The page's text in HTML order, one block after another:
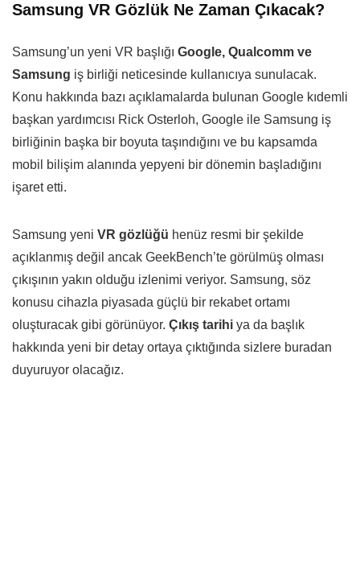
Samsung VR Gözlük Ne Zaman Çıkacak?
Samsung’un yeni VR başlığı Google, Qualcomm ve
Samsung iş birliği neticesinde kullanıcıya sunulacak.
Konu hakkında bazı açıklamalarda bulunan Google kıdemli
başkan yardımcısı Rick Osterloh, Google ile Samsung iş
birliğinin başka bir boyuta taşındığını ve bu kapsamda
mobil bilişim alanında yepyeni bir dönemin başladığını
işaret etti.
Samsung yeni VR gözlüğü henüz resmi bir şekilde
açıklanmış değil ancak GeekBench’te görülmüş olması
çıkışının yakın olduğu izlenimi veriyor. Samsung, söz
konusu cihazla piyasada güçlü bir rekabet ortamı
oluşturacak gibi görünüyor. Çıkış tarihi ya da başlık
hakkında yeni bir detay ortaya çıktığında sizlere buradan
duyuruyor olacağız.